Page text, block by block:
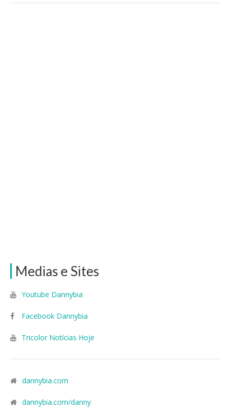
Medias e Sites
Youtube Dannybia
Facebook Dannybia
Tricolor Notícias Hoje
dannybia.com
dannybia.com/danny